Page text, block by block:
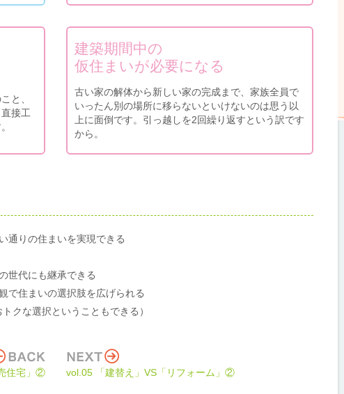
と、
接工
建築期間中の
仮住まいが必要になる
古い家の解体から新しい家の完成まで、家族全員で
いったん別の場所に移らないといけないのは思う以
上に面倒です。引っ越しを2回繰り返すという訳です
から。
通りの住まいを実現できる
世代にも継承できる
で住まいの選択肢を広げられる
クな選択ということもできる）
住宅」② vol.05 「建替え」VS「リフォーム」②